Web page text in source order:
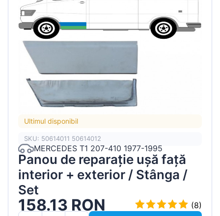
Ultimul disponibil
SKU: 50614011 50614012
MERCEDES T1 207-410 1977-1995
Panou de reparație ușă față
interior + exterior / Stânga /
Set
158.13 RON
(8)